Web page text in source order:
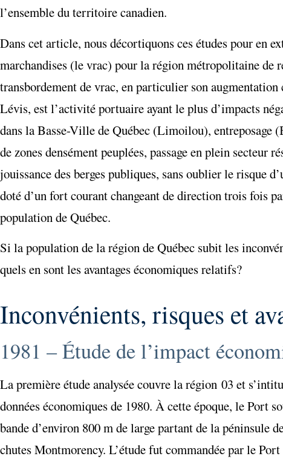
l’ensemble du territoire canadien.
Dans cet article, nous décortiquons ces études pour en
marchandises (le vrac) pour la région métropolitaine de
transbordement de vrac, en particulier son
Lévis, est l’activité portuaire ayant le plus d’impacts
dans la Basse-Ville de Québec (Limoilou), entreposage
de zones densément peuplées, passage en plein
jouissance des berges publiques, sans oublier le risque
doté d’un fort courant changeant de direction trois fois
population de Québec.
Si la population de la région de Québec subit les
quels en sont les avantages économiques relatifs?
Inconvénients, risques et
1981 – Étude de l’impact
La première étude analysée couvre la région 03 et
données économiques de 1980. À cette époque, le Port
bande d’environ 800 m de large partant de la péninsule
chutes Montmorency. L’étude fut commandée par le